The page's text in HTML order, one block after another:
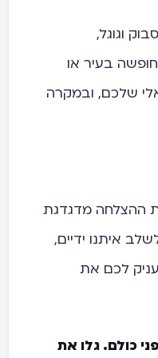
וגוגל,
בעיר או
שלכם, ובמקרה
ההצלחה מדגדגת
איתנו ידיים,
לכם את
כולם. גלו את